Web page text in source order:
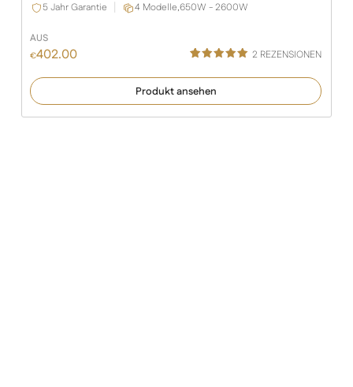
5 Jahr Garantie 4 Modelle,650W - 2600W
AUS
€402.00
mit
5.00
von 5,
basierend
auf
2 REZENSIONEN
Produkt ansehen